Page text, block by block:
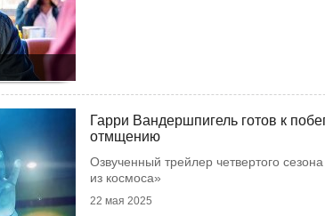
Гарри Вандершпигель готов к
отмщению
Озвученный трейлер четвертого
из космоса»
22 мая 2025